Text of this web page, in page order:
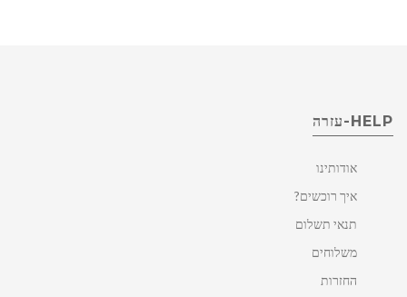
HELP-עזרה
אודותינו
איך רוכשים?
תנאי תשלום
משלוחים
החזרות